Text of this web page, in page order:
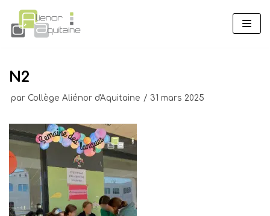
Aller
au
N2
par Collège Aliénor d'Aquitaine 31 mars 2025